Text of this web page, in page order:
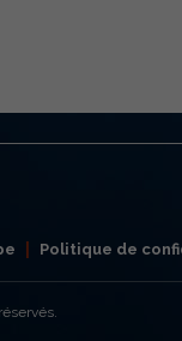
Politique de